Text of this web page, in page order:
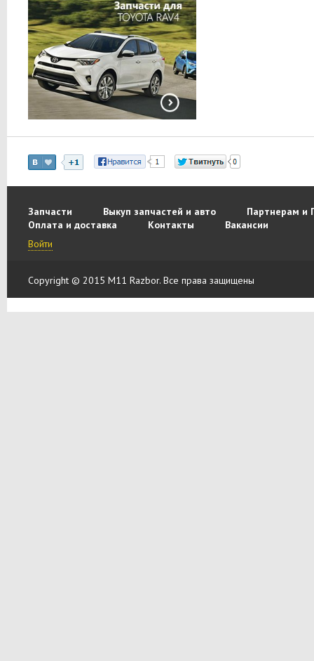
Запчасти Выкуп запчастей и авто
Партнерам и
Оплата и доставка
Контакты
Вакансии
Войти
Copyright © 2015 M11 Razbor. Все права защищены